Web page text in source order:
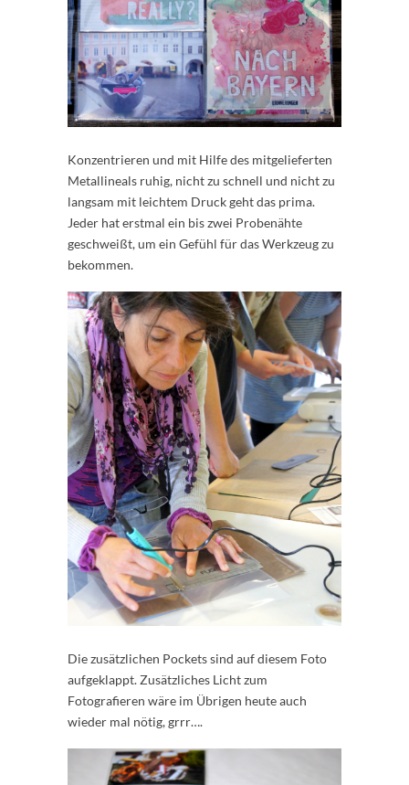
Konzentrieren und mit Hilfe des mitgelieferten
Metallineals ruhig, nicht zu schnell und nicht zu
langsam mit leichtem Druck geht das prima.
Jeder hat erstmal ein bis zwei Probenähte
geschweißt, um ein Gefühl für das Werkzeug zu
bekommen.
Die zusätzlichen Pockets sind auf diesem Foto
aufgeklappt. Zusätzliches Licht zum
Fotografieren wäre im Übrigen heute auch
wieder mal nötig, grrr….